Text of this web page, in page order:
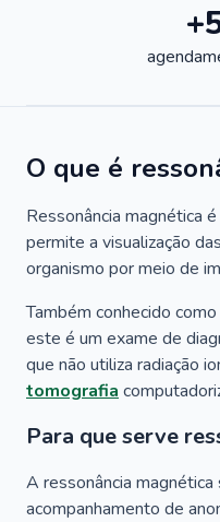
O que é
Ressonância magnética
permite a visualização
organismo por meio de
Também conhecido
este é um exame de
que não utiliza radiação
tomografia
Para que serve
A ressonância
acompanhamento de